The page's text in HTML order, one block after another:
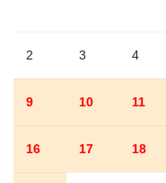
2 3 4
9 10 11
16 17 18